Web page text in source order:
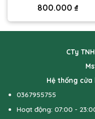
800.000 ₫
CTy
Hệ thống
0367955755
Hoạt động: 07:00 -